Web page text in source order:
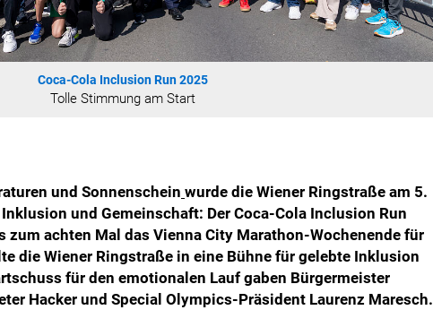
Coca-Cola Inclusion Run 2025
Tolle Stimmung am Start
und Sonnenschein wurde die Wiener Ringstraße am 5.
und Gemeinschaft: Der Coca-Cola Inclusion Run
zum achten Mal das Vienna City Marathon-Wochenende für
die Wiener Ringstraße in eine Bühne für gelebte Inklusion
für den emotionalen Lauf gaben Bürgermeister
Hacker und Special Olympics-Präsident Laurenz Maresch.